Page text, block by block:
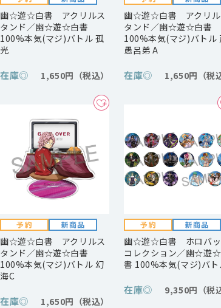
幽☆遊☆白書 アクリルス
タンド／幽☆遊☆白書
100%本気(マジ)バトル 孤
光
在庫◎ 1,650円
幽☆遊☆白書 アクリル
タンド／幽☆遊☆白書
100%本気(マジ)バトル
愚呂弟 A
在庫◎ 1,650円
幽☆遊☆白書 アクリルス
タンド／幽☆遊☆白書
100%本気(マジ)バトル 幻
海C
在庫◎ 1,650円
幽☆遊☆白書 ホロバッ
コレクション／幽☆遊
書 100%本気(マジ)バト
在庫◎ 9,350円